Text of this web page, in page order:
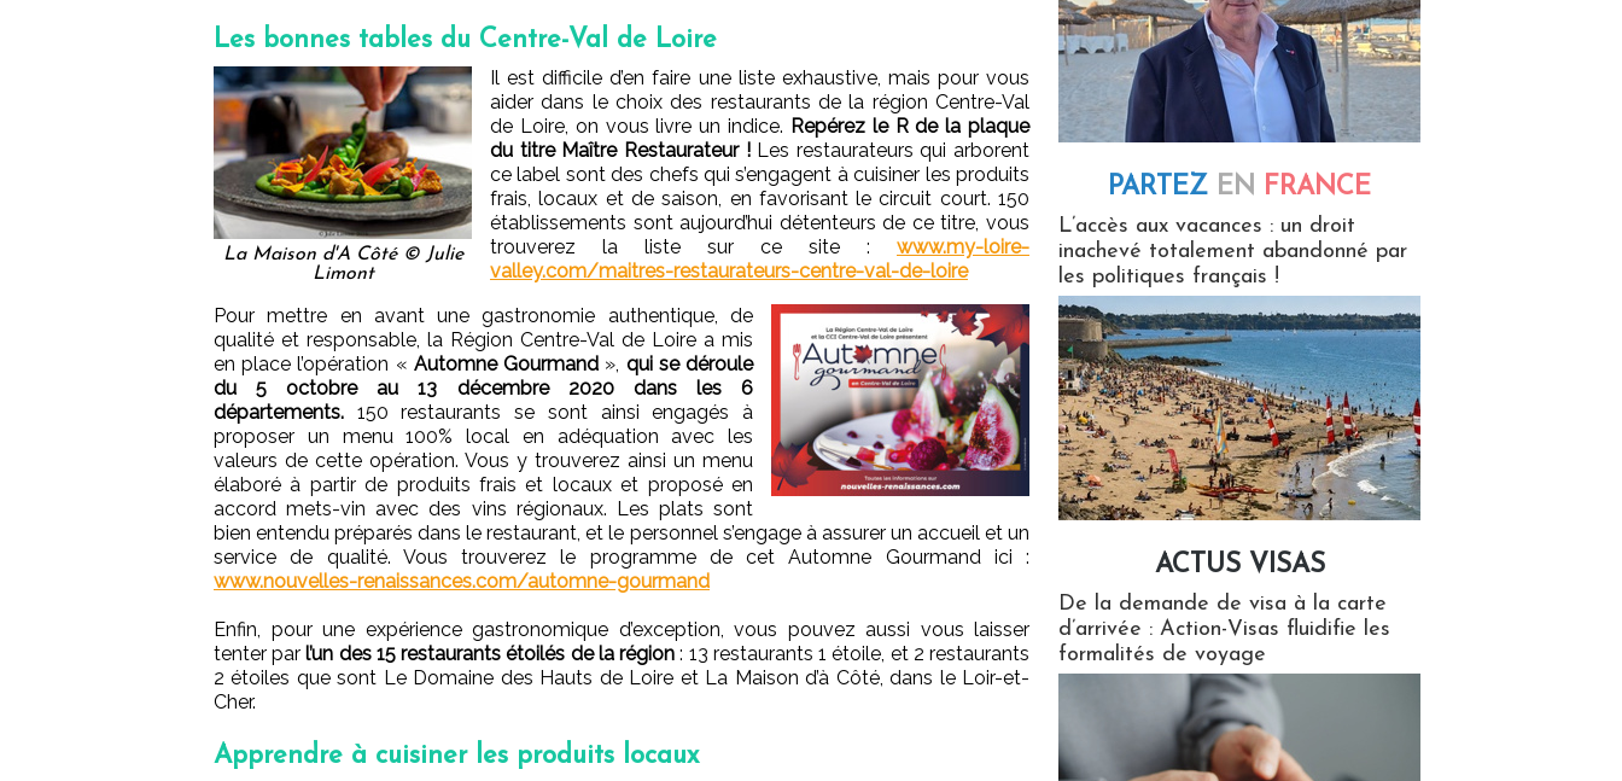
Les bonnes tables du Centre-Val de Loire
La Maison d'A Côté © Julie
Limont
Il est difficile d’en faire une liste exhaustive, mais pour vous
aider dans le choix des restaurants de la région Centre-Val
de Loire, on vous livre un indice. Repérez le R de la plaque
du titre Maître Restaurateur !Les restaurateurs qui arborent
ce label sont des chefs qui s’engagent à cuisiner les produits
frais, locaux et de saison, en favorisant le circuit court. 150
établissements sont aujourd’hui détenteurs de ce titre, vous
trouverez la liste sur ce site : www.my-loire-
valley.com/maitres-restaurateurs-centre-val-de-loire
Pour mettre en avant une gastronomie authentique, de
qualité et responsable, la Région Centre-Val de Loire a mis
en place l’opération « Automne Gourmand », qui se déroule
du 5 octobre au 13 décembre 2020 dans les 6
départements. 150 restaurants se sont ainsi engagés à
proposer un menu 100% local en adéquation avec les
valeurs de cette opération. Vous y trouverez ainsi un menu
élaboré à partir de produits frais et locaux et proposé en
accord mets-vin avec des vins régionaux. Les plats sont
bien entendu préparés dans le restaurant, et le personnel s’engage à assurer un accueil et un
service de qualité. Vous trouverez le programme de cet Automne Gourmand ici :
www.nouvelles-renaissances.com/automne-gourmand
Enfin, pour une expérience gastronomique d’exception, vous pouvez aussi vous laisser
tenter parl’un des 15 restaurants étoilés de la région : 13 restaurants 1 étoile, et 2 restaurants
2 étoiles que sont Le Domaine des Hauts de Loire et La Maison d’à Côté, dans le Loir-et-
Cher.
Apprendre à cuisiner les produits locaux
PARTEZ EN FRANCE
L’accès aux vacances : un droit
inachevé totalement abandonné par
les politiques français !
ACTUS VISAS
De la demande de visa à la carte
d’arrivée : Action-Visas fluidifie les
formalités de voyage